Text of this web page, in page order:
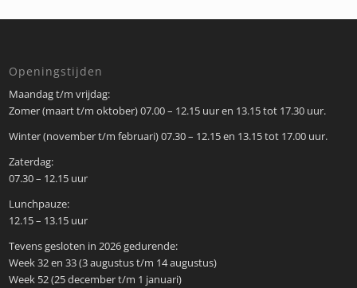
Openingstijden
Maandag t/m vrijdag:
Zomer (maart t/m oktober) 07.00 – 12.15 uur en 13.15 tot 17.30 uur.
Winter (november t/m februari) 07.30 – 12.15 en 13.15 tot 17.00 uur.
Zaterdag:
07.30 – 12.15 uur
Lunchpauze:
12.15 – 13.15 uur
Tevens gesloten in 2026 gedurende:
Week 32 en 33 (3 augustus t/m 14 augustus)
Week 52 (25 december t/m 1 januari)